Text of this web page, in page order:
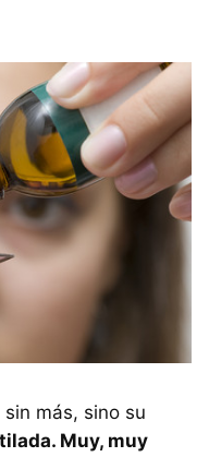
más, sino su
Muy, muy